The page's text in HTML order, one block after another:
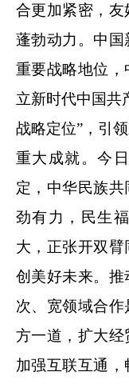
合更加紧密，
蓬勃动力。中
重要战略地位
立新时代中国共
战略定位”，引
重大成就。今
定，中华民族
劲有力，民生
大，正张开双
创美好未来。
次、宽领域合
方一道，扩大经
加强互联互通